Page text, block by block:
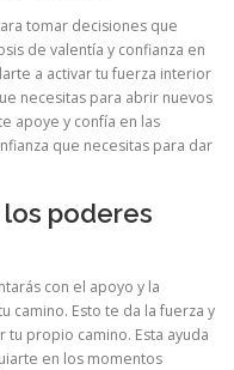
tomar decisiones que
de valentía y confianza en
a activar tu fuerza interior
necesitas para abrir nuevos
apoye y confía en las
que necesitas para dar
poderes
con el apoyo y la
camino. Esto te da la fuerza y
tu propio camino. Esta ayuda
en los momentos